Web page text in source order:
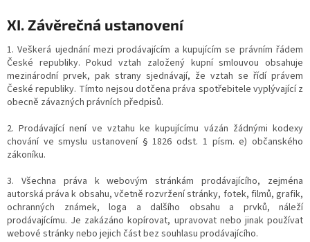
XI. Závěrečná ustanovení
1. Veškerá ujednání mezi prodávajícím a kupujícím se právním řádem
České republiky. Pokud vztah založený kupní smlouvou obsahuje
mezinárodní prvek, pak strany sjednávají, že vztah se řídí právem
České republiky. Tímto nejsou dotčena práva spotřebitele vyplývající z
obecně závazných právních předpisů.
2. Prodávající není ve vztahu ke kupujícímu vázán žádnými kodexy
chování ve smyslu ustanovení § 1826 odst. 1 písm. e) občanského
zákoníku.
3. Všechna práva k webovým stránkám prodávajícího, zejména
autorská práva k obsahu, včetně rozvržení stránky, fotek, filmů, grafik,
ochranných známek, loga a dalšího obsahu a prvků, náleží
prodávajícímu. Je zakázáno kopírovat, upravovat nebo jinak používat
webové stránky nebo jejich část bez souhlasu prodávajícího.